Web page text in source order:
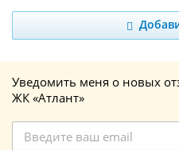
Уведомить меня о новых
ЖК «Атлант»